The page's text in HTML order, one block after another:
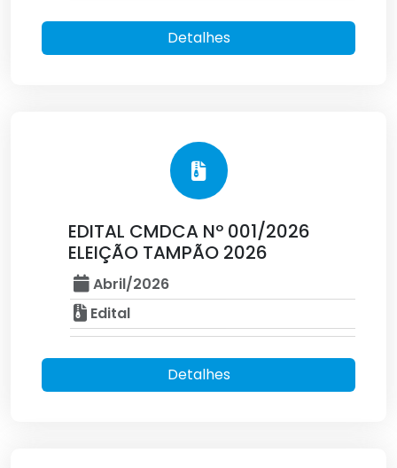
Detalhes
EDITAL CMDCA Nº 001/2026
ELEIÇÃO TAMPÃO 2026
Abril/2026
Edital
Detalhes